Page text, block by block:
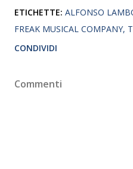
ETICHETTE: ALFONSO
FREAK MUSICAL COMPANY
CONDIVIDI
Commenti